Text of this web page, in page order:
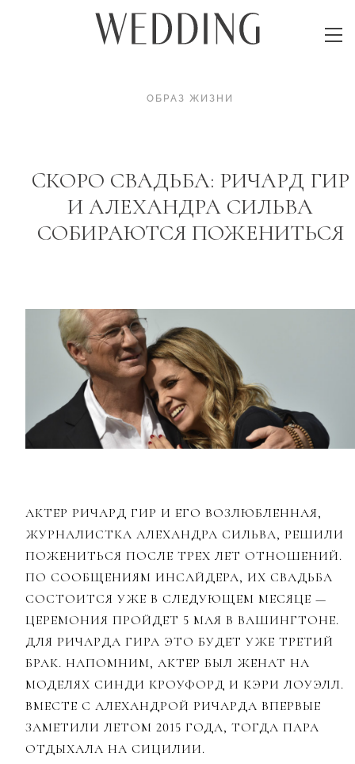
ОБРАЗ ЖИЗНИ
CКОРО СВАДЬБА: РИЧАРД ГИР
И АЛЕХАНДРА СИЛЬВА
СОБИРАЮТСЯ ПОЖЕНИТЬСЯ
АКТЕР РИЧАРД ГИР И ЕГО ВОЗЛЮБЛЕННАЯ,
ЖУРНАЛИСТКА АЛЕХАНДРА СИЛЬВА, РЕШИЛИ
ПОЖЕНИТЬСЯ ПОСЛЕ ТРЕХ ЛЕТ ОТНОШЕНИЙ.
ПО СООБЩЕНИЯМ ИНСАЙДЕРА, ИХ СВАДЬБА
СОСТОИТСЯ УЖЕ В СЛЕДУЮЩЕМ МЕСЯЦЕ —
ЦЕРЕМОНИЯ ПРОЙДЕТ 5 МАЯ В ВАШИНГТОНЕ.
ДЛЯ РИЧАРДА ГИРА ЭТО БУДЕТ УЖЕ ТРЕТИЙ
БРАК. НАПОМНИМ, АКТЕР БЫЛ ЖЕНАТ НА
МОДЕЛЯХ СИНДИ КРОУФОРД И КЭРИ ЛОУЭЛЛ.
ВМЕСТЕ С АЛЕХАНДРОЙ РИЧАРДА ВПЕРВЫЕ
ЗАМЕТИЛИ ЛЕТОМ 2015 ГОДА, ТОГДА ПАРА
ОТДЫХАЛА НА СИЦИЛИИ.